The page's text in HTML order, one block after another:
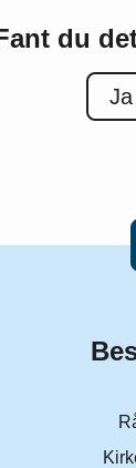
du
Ja